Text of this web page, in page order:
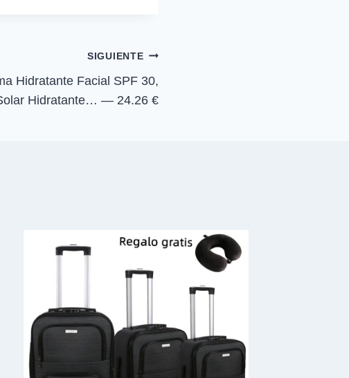
SIGUIENTE
Hidratante Facial SPF 30,
Hidratante… — 24.26 €